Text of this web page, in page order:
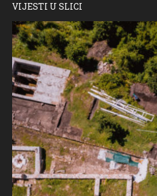
VIJESTI U SLICI